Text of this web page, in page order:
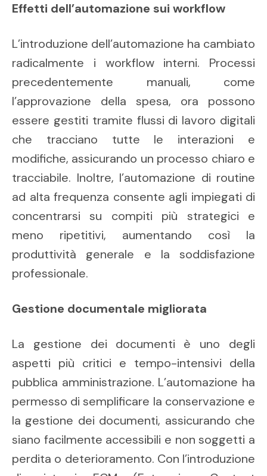
Effetti dell’automazione sui workflow
L’introduzione dell’automazione ha cambiato
radicalmente i workflow interni. Processi
precedentemente manuali, come
l’approvazione della spesa, ora possono
essere gestiti tramite flussi di lavoro digitali
che tracciano tutte le interazioni e
modifiche, assicurando un processo chiaro e
tracciabile. Inoltre, l’automazione di routine
ad alta frequenza consente agli impiegati di
concentrarsi su compiti più strategici e
meno ripetitivi, aumentando così la
produttività generale e la soddisfazione
professionale.
Gestione documentale migliorata
La gestione dei documenti è uno degli
aspetti più critici e tempo-intensivi della
pubblica amministrazione. L’automazione ha
permesso di semplificare la conservazione e
la gestione dei documenti, assicurando che
siano facilmente accessibili e non soggetti a
perdita o deterioramento. Con l’introduzione